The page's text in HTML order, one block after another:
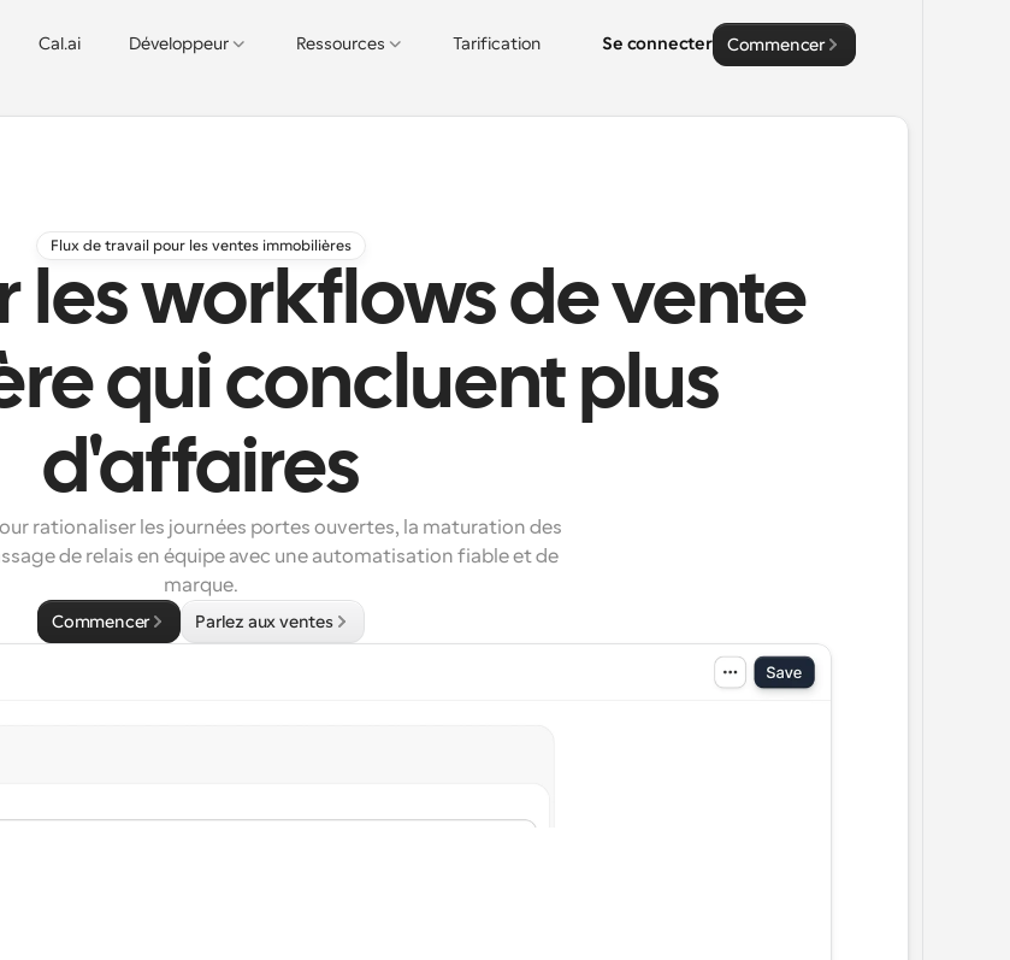
Cal.ai Développeur Ressources Tarification Se connecter Commencer
Flux de travail pour les ventes immobilières
les workflows de vente
qui concluent plus
d'affaires
rationaliser les journées portes ouvertes, la maturation des
de relais en équipe avec une automatisation fiable et de
marque.
Commencer Parlez aux ventes